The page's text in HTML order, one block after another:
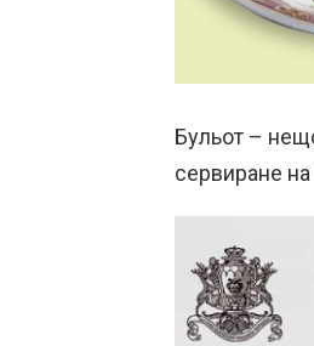
Бульот –
сервиране